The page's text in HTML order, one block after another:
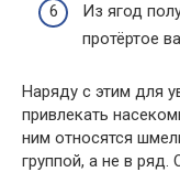
Из ягод
протёртое
Наряду с этим для
привлекать
ним относятся
группой, а не в ряд.